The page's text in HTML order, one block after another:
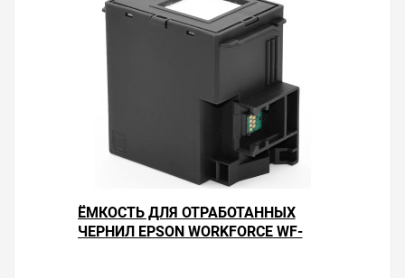
ЁМКОСТЬ ДЛЯ ОТРАБОТАННЫХ
ЧЕРНИЛ EPSON WORKFORCE WF-